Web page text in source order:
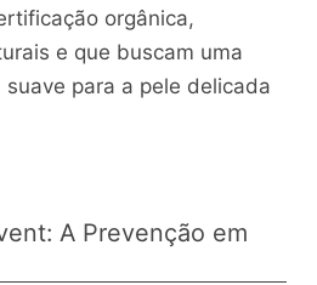
orgânica,
e que buscam uma
suave para a pele delicada
A Prevenção em